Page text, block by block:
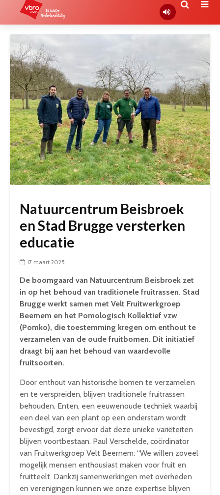
Natuurcentrum Beisbroek
en Stad Brugge versterken
educatie
17 maart 2025
De boomgaard van Natuurcentrum Beisbroek zet
in op het behoud van traditionele fruitrassen. Stad
Brugge werkt samen met Velt Fruitwerkgroep
Beernem en het Pomologisch Kollektief vzw
(Pomko), die toestemming kregen om enthout te
verzamelen van de oude fruitbomen. Dit initiatief
draagt bij aan het behoud van waardevolle
fruitsoorten.
Door enthout van historische bomen te verzamelen
en te verspreiden, blijven traditionele fruitrassen
behouden. Enten, een eeuwenoude techniek waarbij
een deel van een plant op een onderstam wordt
bevestigd, zorgt ervoor dat deze unieke variëteiten
blijven voortbestaan. Paul Verschelde, coördinator
van Fruitwerkgroep Velt Beernem: “We willen zoveel
mogelijk mensen enthousiast maken voor fruit en
fruitteelt. Dankzij samenwerkingen met overheden
en verenigingen kunnen we onze expertise blijven